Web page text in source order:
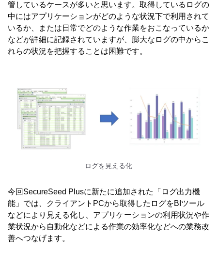
管しているケースが多いと思います。取得しているログの
中にはアプリケーションがどのような状況下で利用されて
いるか、または日常でどのような作業をおこなっているか
などが詳細に記録されていますが、膨大なログの中からこ
れらの状況を把握することは困難です。
ログを見える化
今回SecureSeed Plusに新たに追加された「ログ出力機
能」では、クライアントPCから取得したログをBIツール
などにより見える化し、アプリケーションの利用状況や作
業状況から自動化などによる作業の効率化などへの業務改
善へつなげます。